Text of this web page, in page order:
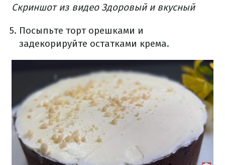
Скриншот из видео Здоровый и вкусный
Посыпьте торт орешками и
задекорируйте остатками крема.